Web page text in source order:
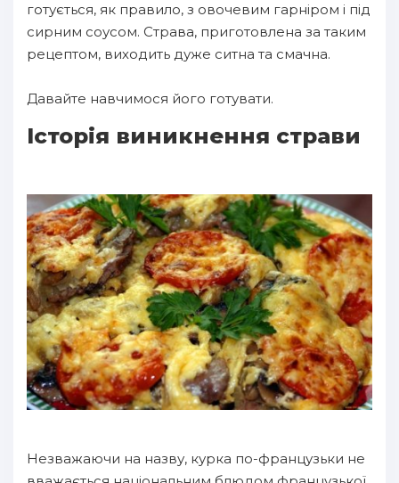
готується, як правило, з овочевим гарніром і під
сирним соусом. Страва, приготовлена за таким
рецептом, виходить дуже ситна та смачна.
Давайте навчимося його готувати.
Історія виникнення страви
Незважаючи на назву, курка по-французьки не